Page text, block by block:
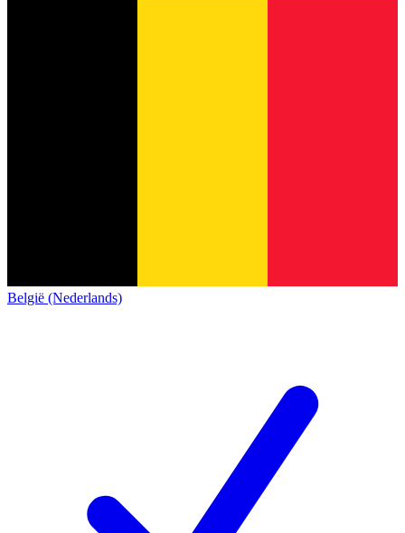
België (Nederlands)